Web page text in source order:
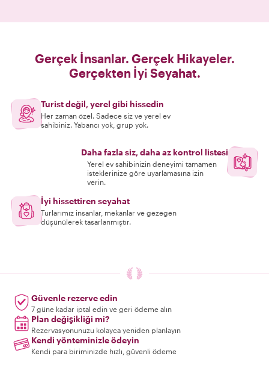
Gerçek İnsanlar. Gerçek Hikayeler.
Gerçekten İyi Seyahat.
Turist değil, yerel gibi hissedin
Her zaman özel. Sadece siz ve yerel ev
sahibiniz. Yabancı yok, grup yok.
Daha fazla siz, daha az kontrol listesi
Yerel ev sahibinizin deneyimi tamamen
isteklerinize göre uyarlamasına izin
verin.
İyi hissettiren seyahat
Turlarımız insanlar, mekanlar ve gezegen
düşünülerek tasarlanmıştır.
Güvenle rezerve edin
7 güne kadar iptal edin ve geri ödeme alın
Plan değişikliği mi?
Rezervasyonunuzu kolayca yeniden planlayın
Kendi yönteminizle ödeyin
Kendi para biriminizde hızlı, güvenli ödeme